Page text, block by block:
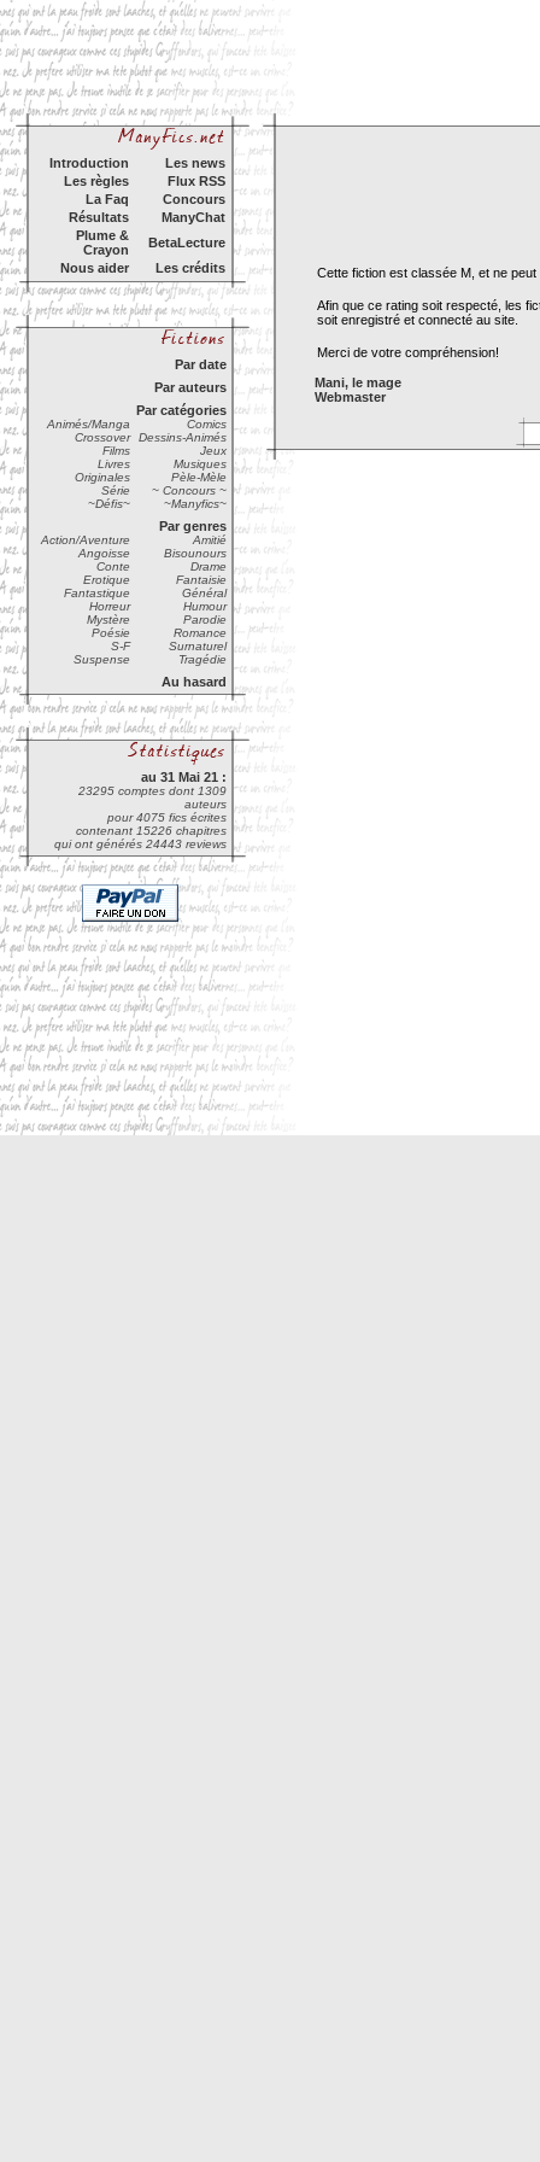
Introduction
Les news
Les règles
Flux RSS
La Faq
Concours
Résultats
ManyChat
Plume &
Crayon
BetaLecture
Nous aider
Les crédits
Par date
Par auteurs
Par catégories
Animés/Manga
Comics
Crossover
Dessins-Animés
Films
Jeux
Livres
Musiques
Originales
Pèle-Mèle
Série
~ Concours ~
~Défis~
~Manyfics~
Par genres
Action/Aventure
Amitié
Angoisse
Bisounours
Conte
Drame
Erotique
Fantaisie
Fantastique
Général
Horreur
Humour
Mystère
Parodie
Poésie
Romance
S-F
Surnaturel
Suspense
Tragédie
Au hasard
au 31 Mai 21 :
23295 comptes dont 1309
auteurs
pour 4075 fics écrites
contenant 15226 chapitres
qui ont générés 24443 reviews
Cette fiction est classée M, et ne
Afin que ce rating soit respecté, les
soit enregistré et connecté au site.
Merci de votre compréhension!
Mani, le mage
Webmaster